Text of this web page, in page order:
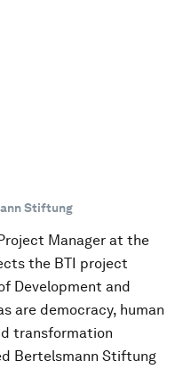
Stiftung
Manager at the
the BTI project
Development and
are democracy, human
transformation
Bertelsmann Stiftung